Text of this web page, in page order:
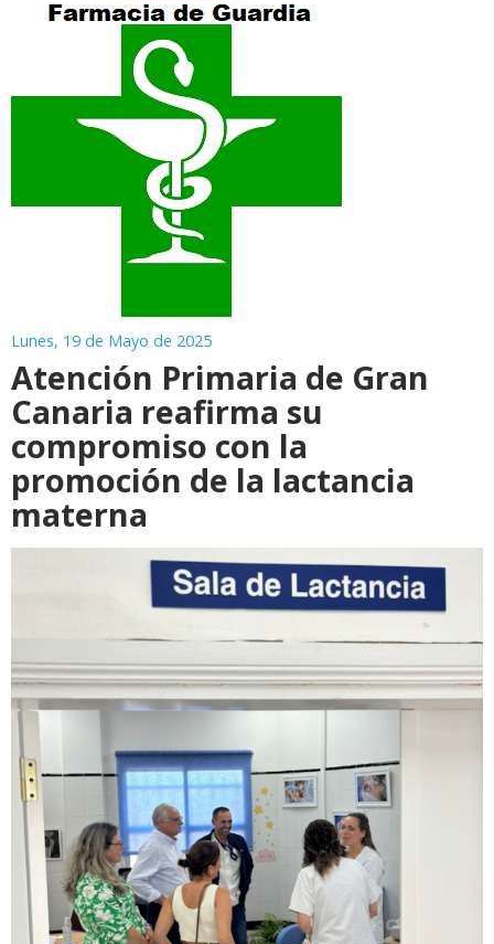
Lunes, 19 de Mayo de 2025
Atención Primaria de Gran
Canaria reafirma su
compromiso con la
promoción de la lactancia
materna